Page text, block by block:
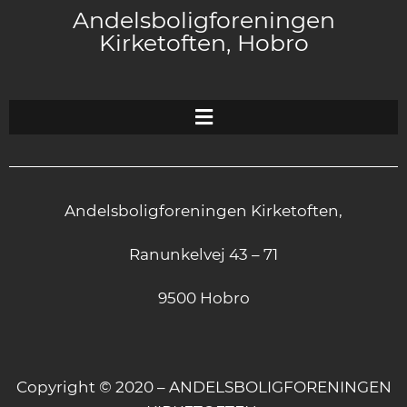
Andelsboligforeningen
Kirketoften, Hobro
Andelsboligforeningen Kirketoften,
Ranunkelvej 43 – 71
9500 Hobro
Copyright © 2020 – ANDELSBOLIGFORENINGEN